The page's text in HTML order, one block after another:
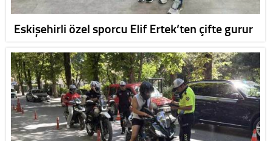
Eskişehirli özel sporcu Elif Ertek’ten çifte gurur